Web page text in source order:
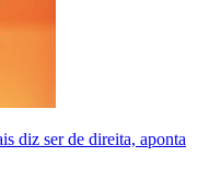
diz ser de direita, aponta